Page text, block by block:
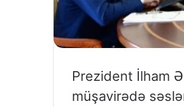
Prezident İlham
müşavirədə